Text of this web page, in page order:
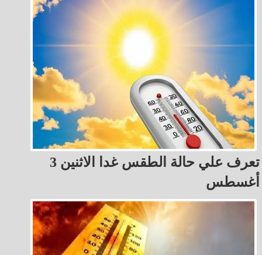
تعرف علي حالة الطقس غدا الاثنين 3
أغسطس